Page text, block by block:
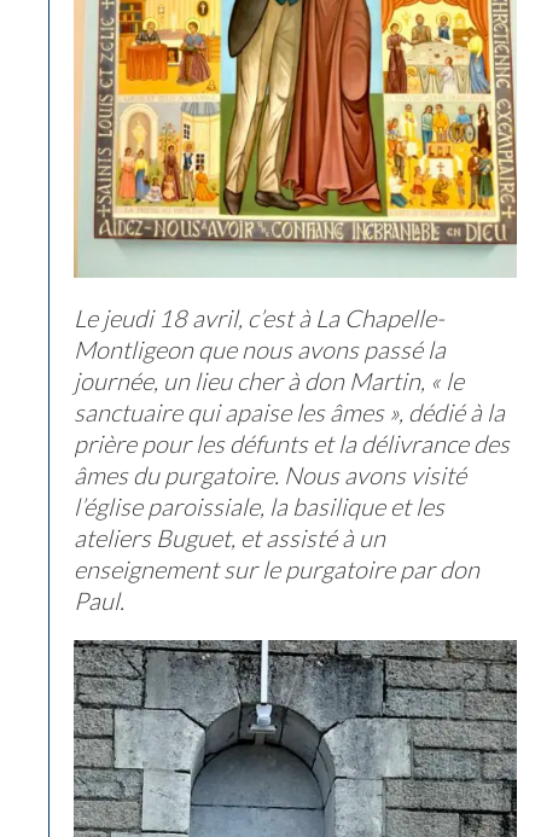
Le jeudi 18 avril, c’est à La Chapelle-
Montligeon que nous avons passé la
journée, un lieu cher à don Martin, « le
sanctuaire qui apaise les âmes », dédié à la
prière pour les défunts et la délivrance des
âmes du purgatoire. Nous avons visité
l’église paroissiale, la basilique et les
ateliers Buguet, et assisté à un
enseignement sur le purgatoire par don
Paul.